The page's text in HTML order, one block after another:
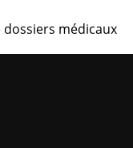
médicaux